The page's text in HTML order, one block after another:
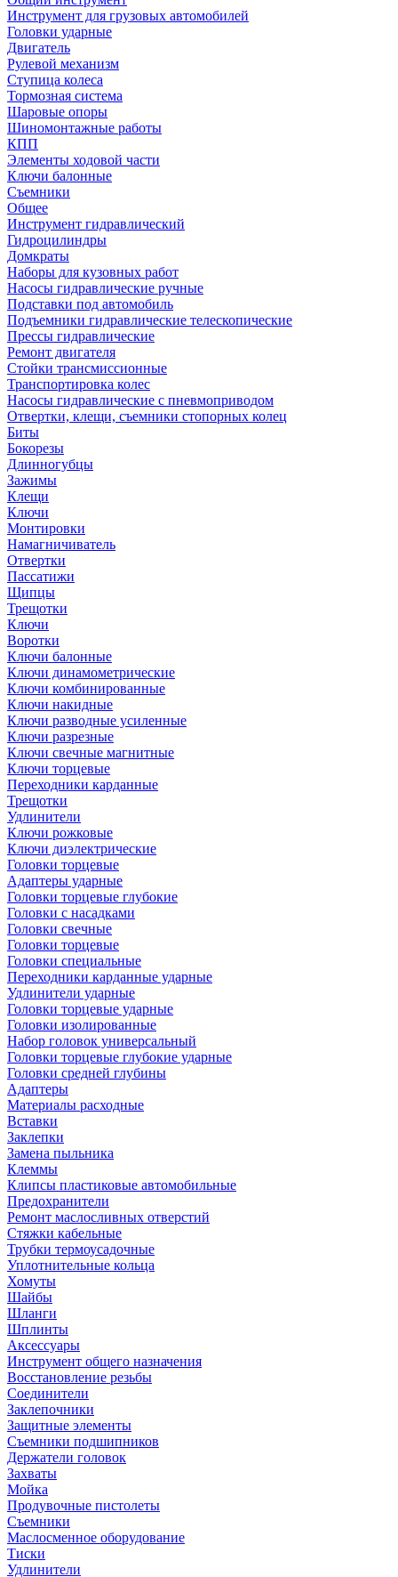
Инструмент для грузовых автомобилей
Головки ударные
Двигатель
Рулевой механизм
Ступица колеса
Тормозная система
Шаровые опоры
Шиномонтажные работы
КПП
Элементы ходовой части
Ключи балонные
Съемники
Общее
Инструмент гидравлический
Гидроцилиндры
Домкраты
Наборы для кузовных работ
Насосы гидравлические ручные
Подставки под автомобиль
Подъемники гидравлические телескопические
Прессы гидравлические
Ремонт двигателя
Стойки трансмиссионные
Транспортировка колес
Насосы гидравлические с пневмоприводом
Отвертки, клещи, съемники стопорных колец
Биты
Бокорезы
Длинногубцы
Зажимы
Клещи
Ключи
Монтировки
Намагничиватель
Отвертки
Пассатижи
Щипцы
Трещотки
Ключи
Воротки
Ключи балонные
Ключи динамометрические
Ключи комбинированные
Ключи накидные
Ключи разводные усиленные
Ключи разрезные
Ключи свечные магнитные
Ключи торцевые
Переходники карданные
Трещотки
Удлинители
Ключи рожковые
Ключи диэлектрические
Головки торцевые
Адаптеры ударные
Головки торцевые глубокие
Головки с насадками
Головки свечные
Головки торцевые
Головки специальные
Переходники карданные ударные
Удлинители ударные
Головки торцевые ударные
Головки изолированные
Набор головок универсальный
Головки торцевые глубокие ударные
Головки средней глубины
Адаптеры
Материалы расходные
Вставки
Заклепки
Замена пыльника
Клеммы
Клипсы пластиковые автомобильные
Предохранители
Ремонт маслосливных отверстий
Стяжки кабельные
Трубки термоусадочные
Уплотнительные кольца
Хомуты
Шайбы
Шланги
Шплинты
Аксессуары
Инструмент общего назначения
Восстановление резьбы
Соединители
Заклепочники
Защитные элементы
Съемники подшипников
Держатели головок
Захваты
Мойка
Продувочные пистолеты
Съемники
Маслосменное оборудование
Тиски
Удлинители